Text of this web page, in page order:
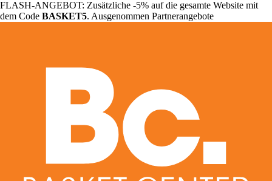
FLASH-ANGEBOT: Zusätzliche -5% auf die gesamte Website mit
dem Code BASKET5. Ausgenommen Partnerangebote